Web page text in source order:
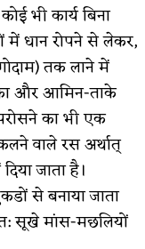
भी कार्य बिना
में धान रोपने से लेकर,
तक लाने में
और आमिन-ताके
का भी एक
वाले रस अर्थात्
जाता है।
से बनाया जाता
सूखे मांस-मछलियों